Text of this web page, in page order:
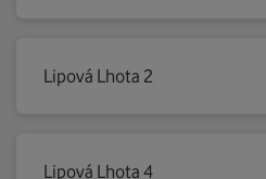
Lipová Lhota 2
Lipová Lhota 4